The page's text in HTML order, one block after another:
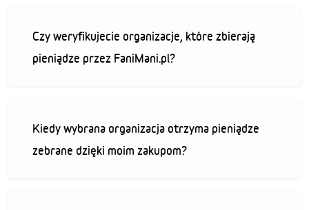
Czy weryfikujecie organizacje, które zbierają
pieniądze przez FaniMani.pl?
Kiedy wybrana organizacja otrzyma pieniądze
zebrane dzięki moim zakupom?